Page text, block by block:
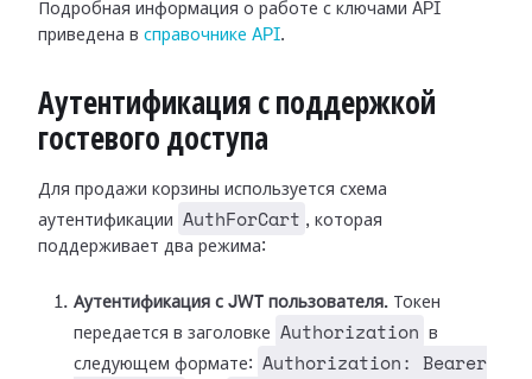
Подробная информация о работе с ключами API
приведена в справочнике API.
Аутентификация с поддержкой
гостевого доступа
Для продажи корзины используется схема
аутентификации
AuthForCart , которая
поддерживает два режима:
Аутентификация с JWT пользователя. Токен
передается в заголовке
Authorization
в
следующем формате:
Authorization: Bearer